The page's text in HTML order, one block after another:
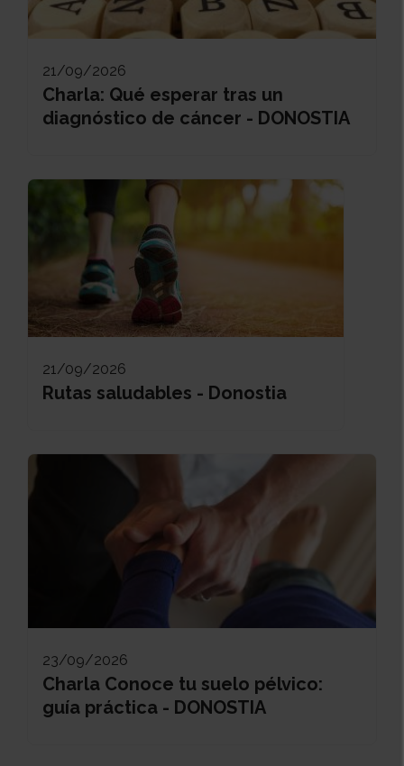
21/09/2026
Charla: Qué esperar tras un
diagnóstico de cáncer - DONOSTIA
21/09/2026
Rutas saludables - Donostia
23/09/2026
Charla Conoce tu suelo pélvico:
guía práctica - DONOSTIA